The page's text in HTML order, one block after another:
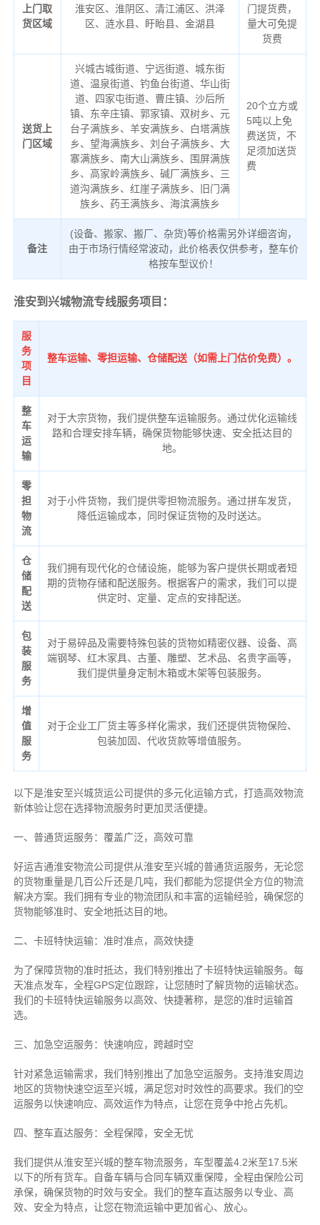
上门取
货区域
淮安区、淮阴区、清江浦区、洪泽
区、涟水县、盱眙县、金湖县
门提货费，
量大可免提
货费
送货上
门区域
兴城古城街道、宁远街道、城东街
道、温泉街道、钓鱼台街道、华山街
道、四家屯街道、曹庄镇、沙后所
镇、东辛庄镇、郭家镇、双树乡、元
台子满族乡、羊安满族乡、白塔满族
乡、望海满族乡、刘台子满族乡、大
寨满族乡、南大山满族乡、围屏满族
乡、高家岭满族乡、碱厂满族乡、三
道沟满族乡、红崖子满族乡、旧门满
族乡、药王满族乡、海滨满族乡
20个立方或
5吨以上免
费送货，不
足须加送货
费
备注
(设备、搬家、搬厂、杂货)等价格需另外详细咨询，
由于市场行情经常波动，此价格表仅供参考，整车价
格按车型议价！
淮安到兴城物流专线服务项目：
服
务
项
目
整车运输、零担运输、仓储配送（如需上门估价免费）。
整
车
运
输
对于大宗货物，我们提供整车运输服务。通过优化运输线
路和合理安排车辆，确保货物能够快速、安全抵达目的
地。
零
担
物
流
对于小件货物，我们提供零担物流服务。通过拼车发货，
降低运输成本，同时保证货物的及时送达。
仓
储
配
送
我们拥有现代化的仓储设施，能够为客户提供长期或者短
期的货物存储和配送服务。根据客户的需求，我们可以提
供定时、定量、定点的安排配送。
包
装
服
务
对于易碎品及需要特殊包装的货物如精密仪器、设备、高
端钢琴、红木家具、古董、雕塑、艺术品、名贵字画等，
我们提供量身定制木箱或木架等包装服务。
增
值
服
务
对于企业工厂货主等多样化需求，我们还提供货物保险、
包装加固、代收货款等增值服务。
以下是淮安至兴城货运公司提供的多元化运输方式，打造高效物流
新体验让您在选择物流服务时更加灵活便捷。
一、普通货运服务：覆盖广泛，高效可靠
好运吉通淮安物流公司提供从淮安至兴城的普通货运服务，无论您
的货物重量是几百公斤还是几吨，我们都能为您提供全方位的物流
解决方案。我们拥有专业的物流团队和丰富的运输经验，确保您的
货物能够准时、安全地抵达目的地。
二、卡班特快运输：准时准点，高效快捷
为了保障货物的准时抵达，我们特别推出了卡班特快运输服务。每
天准点发车，全程GPS定位跟踪，让您随时了解货物的运输状态。
我们的卡班特快运输服务以高效、快捷著称，是您的准时运输首
选。
三、加急空运服务：快速响应，跨越时空
针对紧急运输需求，我们特别推出了加急空运服务。支持淮安周边
地区的货物快速空运至兴城，满足您对时效性的高要求。我们的空
运服务以快速响应、高效运作为特点，让您在竞争中抢占先机。
四、整车直达服务：全程保障，安全无忧
我们提供从淮安至兴城的整车物流服务，车型覆盖4.2米至17.5米
以下的所有货车。自备车辆与合同车辆双重保障，全程由保险公司
承保，确保货物的时效与安全。我们的整车直达服务以专业、高
效、安全为特点，让您在物流运输中更加省心、放心。